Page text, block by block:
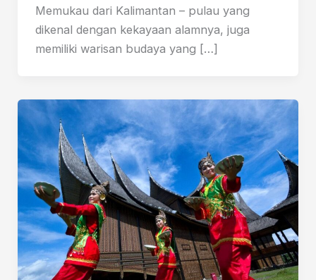
Memukau dari Kalimantan – pulau yang
dikenal dengan kekayaan alamnya, juga
memiliki warisan budaya yang […]